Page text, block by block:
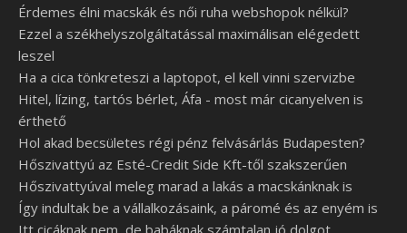
Érdemes élni macskák és női ruha webshopok nélkül?
Ezzel a székhelyszolgáltatással maximálisan elégedett
leszel
Ha a cica tönkreteszi a laptopot, el kell vinni szervizbe
Hitel, lízing, tartós bérlet, Áfa - most már cicanyelven is
érthető
Hol akad becsületes régi pénz felvásárlás Budapesten?
Hőszivattyú az Esté-Credit Side Kft-től szakszerűen
Hőszivattyúval meleg marad a lakás a macskánknak is
Így indultak be a vállalkozásaink, a páromé és az enyém is
Itt cicáknak nem, de babáknak számtalan jó dolgot